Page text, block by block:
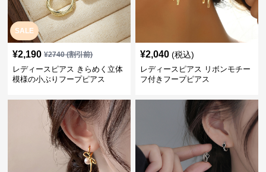
SALE
¥2,190 ¥2740(割引前)
レディースピアス きらめく立体
模様の小ぶりフープピアス
¥2,040 (税込)
レディースピアス リボンモチー
フ付きフープピアス